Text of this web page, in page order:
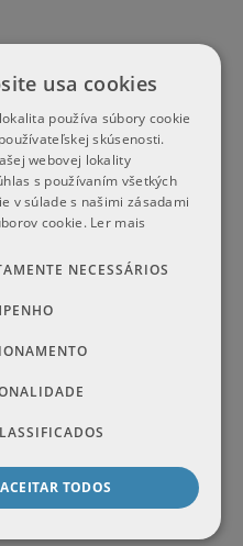
transporte
usa cookies
používa súbory cookie
skúsenosti.
webovej lokality
s používaním všetkých
v súlade s našimi zásadami
cookie. Ler mais
NECESSÁRIOS
ACEITAR TODOS